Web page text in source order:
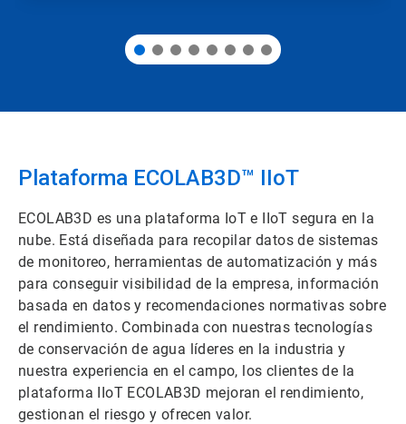
Plataforma ECOLAB3D™ IIoT​
ECOLAB3D es una plataforma IoT e IIoT segura en la
nube. Está diseñada para recopilar datos de sistemas
de monitoreo, herramientas de automatización y más
para conseguir visibilidad de la empresa, información
basada en datos y recomendaciones normativas sobre
el rendimiento. Combinada con nuestras tecnologías
de conservación de agua líderes en la industria y
nuestra experiencia en el campo, los clientes de la
plataforma IIoT ECOLAB3D mejoran el rendimiento,
gestionan el riesgo y ofrecen valor.